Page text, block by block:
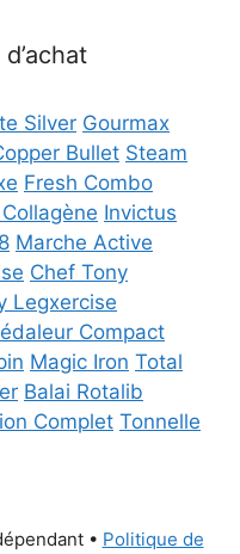
Silver Gourmax
Bullet Steam
Fresh Combo
Invictus
Marche Active
Chef Tony
Legxercise
Compact
Magic Iron Total
Balai Rotalib
Complet Tonnelle
• Politique de